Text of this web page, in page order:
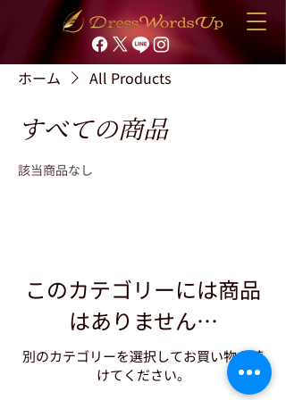
ホーム All Products
すべての商品
該当商品なし
このカテゴリーには商品
はありません…
別のカテゴリーを選択してお買い物を続
けてください。